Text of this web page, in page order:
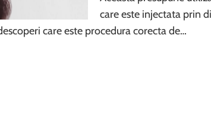
care este injectata prin
care este procedura corecta de…